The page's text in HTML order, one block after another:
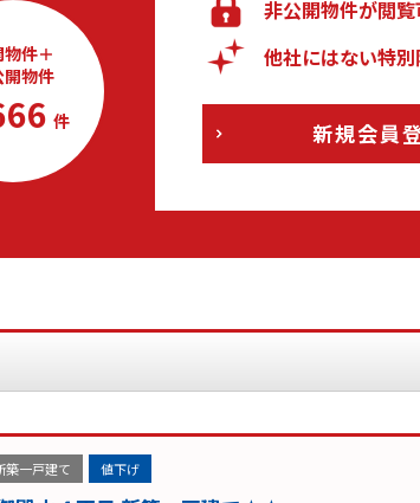
件＋
開物件
件
非公開物件が閲覧
他社にはない特
新規会員
築一戸建て 値下げ